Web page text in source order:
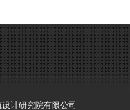
地节省资源。在早期的规划时，
项目前期设计的程度往往决定了建
计研究院有限公司